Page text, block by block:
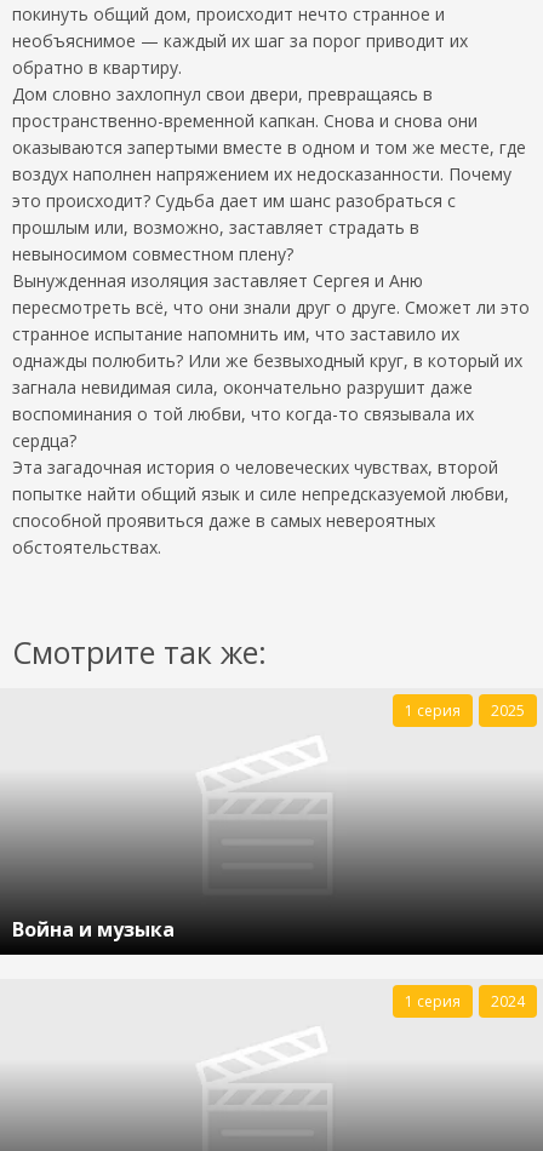
покинуть общий дом, происходит нечто странное и
необъяснимое — каждый их шаг за порог приводит их
обратно в квартиру.
Дом словно захлопнул свои двери, превращаясь в
пространственно-временной капкан. Снова и снова они
оказываются запертыми вместе в одном и том же месте, где
воздух наполнен напряжением их недосказанности. Почему
это происходит? Судьба дает им шанс разобраться с
прошлым или, возможно, заставляет страдать в
невыносимом совместном плену?
Вынужденная изоляция заставляет Сергея и Аню
пересмотреть всё, что они знали друг о друге. Сможет ли это
странное испытание напомнить им, что заставило их
однажды полюбить? Или же безвыходный круг, в который их
загнала невидимая сила, окончательно разрушит даже
воспоминания о той любви, что когда-то связывала их
сердца?
Эта загадочная история о человеческих чувствах, второй
попытке найти общий язык и силе непредсказуемой любви,
способной проявиться даже в самых невероятных
обстоятельствах.
Смотрите так же:
Война и музыка
1 серия 2025
1 серия 2024